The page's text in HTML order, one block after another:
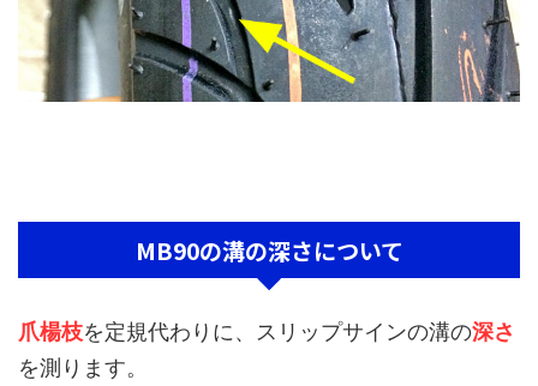
MB90の溝の深さについて
爪楊枝を定規代わりに、スリップサインの溝の深さ
を測ります。